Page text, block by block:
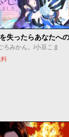
ろみかん。/小豆こま